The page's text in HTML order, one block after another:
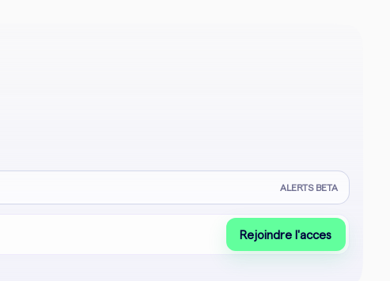
ALERTS BETA
Rejoindre l'acces